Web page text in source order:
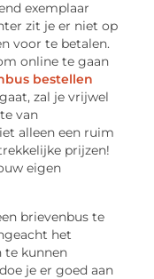
exemplaar
zit je er niet op
voor te betalen.
online te gaan
bestellen
zal je vrijwel
van
alleen een ruim
prijzen!
eigen
brievenbus te
het
te kunnen
je er goed aan